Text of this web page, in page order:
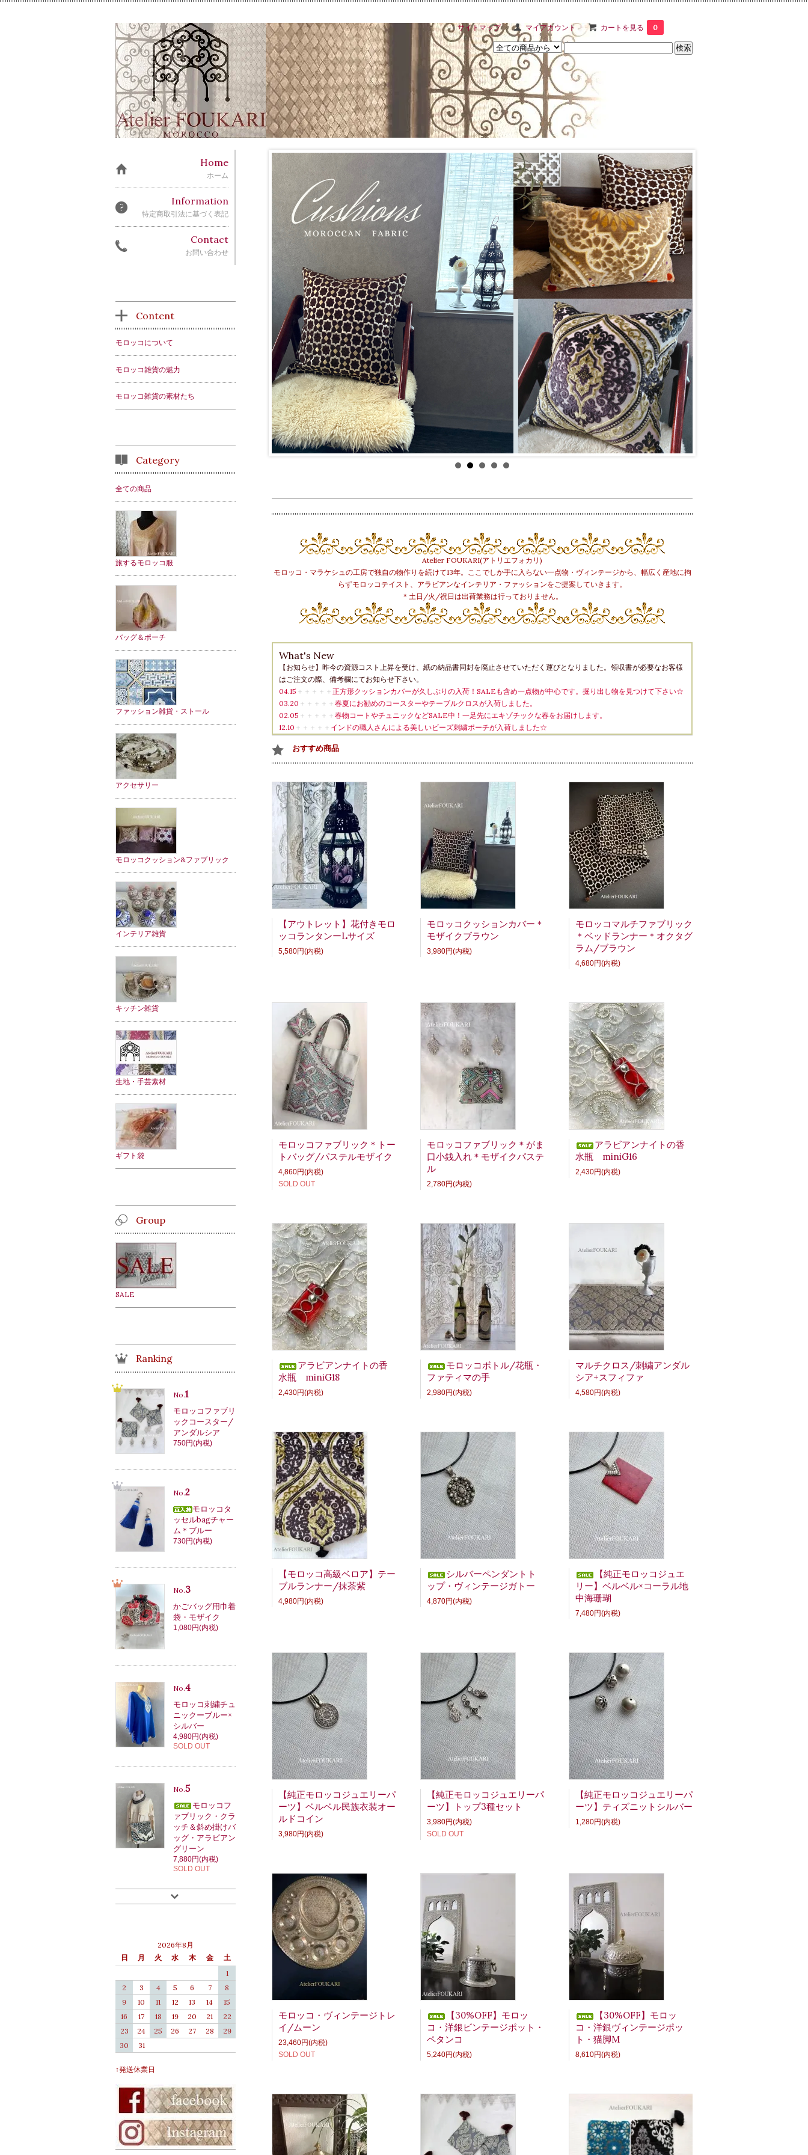
サイトマップ マイアカウント カートを見る 0
Home
ホーム
Information
特定商取引法に基づく表記
Contact
お問い合わせ
Content
モロッコについて
モロッコ雑貨の魅力
モロッコ雑貨の素材たち
Category
全ての商品
旅するモロッコ服
バッグ＆ポーチ
ファッション雑貨・ストール
アクセサリー
モロッコクッション&ファブリック
インテリア雑貨
キッチン雑貨
生地・手芸素材
ギフト袋
Group
SALE
Ranking
No.1
モロッコファブリ
ックコースター/
アンダルシア
750円(内税)
No.2
モロッコタ
ッセルbagチャー
ム＊ブルー
730円(内税)
No.3
かごバッグ用巾着
袋・モザイク
1,080円(内税)
No.4
モロッコ刺繍チュ
ニックーブルー×
シルバー
4,980円(内税)
SOLD OUT
No.5
モロッコフ
ァブリック・クラ
ッチ＆斜め掛けバ
ッグ・アラビアン
グリーン
7,880円(内税)
SOLD OUT
2026年8月
日
月 火 水 木 金
土
1
2
3 4 5 6 7
8
9
10 11 12 13 14
15
16
17 18 19 20 21
22
23
24 25 26 27 28
29
30
31
↑発送休業日
Atelier FOUKARI(アトリエフォカリ)
モロッコ・マラケシュの工房で独自の物作りを続けて13年。ここでしか手に入らない一点物・ヴィンテージから、幅広く産地に拘
らずモロッコテイスト、アラビアンなインテリア・ファッションをご提案していきます。
＊土日/火/祝日は出荷業務は行っておりません。
What's New
【お知らせ】昨今の資源コスト上昇を受け、紙の納品書同封を廃止させていただく運びとなりました。領収書が必要なお客様
はご注文の際、備考欄にてお知らせ下さい。
04.15 ＋＋＋＋＋ 正方形クッションカバーが久しぶりの入荷！SALEも含め一点物が中心です。掘り出し物を見つけて下さい☆
03.20 ＋＋＋＋＋ 春夏にお勧めのコースターやテーブルクロスが入荷しました。
02.05 ＋＋＋＋＋ 春物コートやチュニックなどSALE中！一足先にエキゾチックな春をお届けします。
12.10 ＋＋＋＋＋ インドの職人さんによる美しいビーズ刺繍ポーチが入荷しました☆
11.29＋＋＋＋＋アラビアンミラーやボトル他、アートな壁掛けがSALE価格で再入荷です！
10.18＋＋＋＋＋これからの季節にお勧め＊クッションカバー＆ファブリック新柄が入荷しました。
08.02＋＋＋＋＋【旅する服】今から秋にかけてお勧めのパンツ＆トップスが入荷しました。
07.17＋＋＋＋＋冷房・日よけ対策にも！ストール各種入荷しました。
06.25＋＋＋＋＋汎用性の高いシックな刺繍巾着が入荷。プレゼントにもお勧めです。
06.13 ＋＋＋＋＋スカラップ型が可愛い＊エシカルなインテリアバスケットが入荷しました。
06.06＋＋＋＋＋ミラーやトレイなどアラビアンな小物類が新入荷しました♪
06.04＋＋＋＋＋【モロッコ生地】久しぶりにはぎれ生地セットが入荷しました。可愛い生地が揃ってます！
05.20＋＋＋＋＋新作☆巾着バッグが入荷しました。一緒に合わせたいチュニックSALE中です！
05.08＋＋＋＋＋モロッコ好きの為の純正モロッコジュエリーコレクション！入荷しました。
04.30＋＋＋＋＋ 横長クッション新柄「ターコイズフラワー」、綿麻プリントエプロンがそれぞれ入荷しました。
04.24 ＋＋＋＋＋ 人気のモザイク柄ラグマット＆ムートンモザイククッションが再入荷しました。
04.23＋＋＋＋＋春カラーのがま口ポーチや一点物刺繍チュニックが入荷しました。
04.13＋＋＋＋＋
春の模様替えに＊壁掛けなどモロッカンデザインのインテリア小物各種入荷しました。
03.26 ＋＋＋＋＋
ヴィンテージサロン生地を使った丸ポーチが新登場！青りんごみたいなフォルムがポイントです。
春にお勧めのファブリック各種、新入荷＆SALE♪一点物も多いのでお見逃しなく！
03.17＋＋＋＋＋
モロッコ刺繍バッグが一点のみ再入荷！カラーがきれいな袖リボンチュニックも入荷しました。
【モロッコ生地】高級感あるインテリアフリンジ、はぎれセットが入荷しました。
02.03＋＋＋＋＋天然羊毛ムートンのカラフルモザイク・クッションマットが入荷しました。
01.14＋＋＋＋＋モロッコ生地の巾着セットSALE現品限りです！リボンが可愛いシュシュも入荷しました。
01.04＋＋＋＋＋
モロッコランプが新たに入荷しました。掘り出し物を見つけるチャンス！モロッコモザイクタイルが緻密に
織られたラグマットも新登場です！
＋＋＋＋＋寒い季節に！ぬくぬく手触りのファーポシェットやバッグが再入荷しました。
12.07＋＋＋＋＋香水瓶やトレイのアウトレットSALEが登場！再入荷しないタイプなので気になる方は是非ご検討下さい。ク
ッションカバーも一部SALE中です♪
12.02＋＋＋＋＋ボリュームあるストールやワンポイントになるタッセル、ミニポシェットが入荷しました。
おすすめ商品
【アウトレット】花付きモロ
ッコランタンーLサイズ
5,580円(内税)
モロッコクッションカバー＊
モザイクブラウン
3,980円(内税)
モロッコマルチファブリック
＊ベッドランナー＊オクタグ
ラム/ブラウン
4,680円(内税)
モロッコファブリック＊トー
トバッグ/パステルモザイク
4,860円(内税)
SOLD OUT
モロッコファブリック＊がま
口小銭入れ＊モザイクパステ
ル
2,780円(内税)
アラビアンナイトの香
水瓶 miniG16
2,430円(内税)
アラビアンナイトの香
水瓶 miniG18
2,430円(内税)
モロッコボトル/花瓶・
ファティマの手
2,980円(内税)
マルチクロス/刺繍アンダル
シア+スフィファ
4,580円(内税)
【モロッコ高級ベロア】テー
ブルランナー/抹茶紫
4,980円(内税)
シルバーペンダントト
ップ・ヴィンテージガトー
4,870円(内税)
【純正モロッコジュエ
リー】ベルベル×コーラル地
中海珊瑚
7,480円(内税)
【純正モロッコジュエリーパ
ーツ】ベルベル民族衣装オー
ルドコイン
3,980円(内税)
【純正モロッコジュエリーパ
ーツ】トップ3種セット
3,980円(内税)
SOLD OUT
【純正モロッコジュエリーパ
ーツ】ティズニットシルバー
1,280円(内税)
モロッコ・ヴィンテージトレ
イ/ムーン
23,460円(内税)
SOLD OUT
【30%OFF】モロッ
コ・洋銀ビンテージポット・
ペタンコ
5,240円(内税)
【30%OFF】モロッ
コ・洋銀ヴィンテージポッ
ト・猫脚M
8,610円(内税)